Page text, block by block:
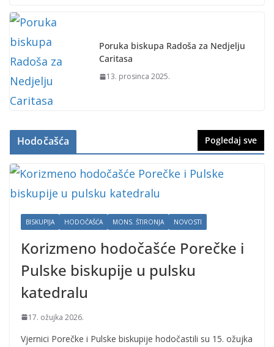
Poruka biskupa Radoša za Nedjelju
Caritasa
13. prosinca 2025.
Hodočašća Pogledaj sve
BISKUPIJA HODOČAŠĆA MONS. ŠTIRONJA NOVOSTI
Korizmeno hodočašće Porečke i
Pulske biskupije u pulsku
katedralu
17. ožujka 2026.
Vjernici Porečke i Pulske biskupije hodočastili su 15. ožujka